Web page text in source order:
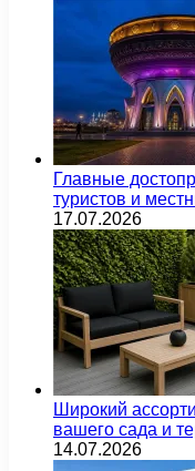
Главные
туристов и
17.07.2026
Широкий
вашего сада и
14.07.2026